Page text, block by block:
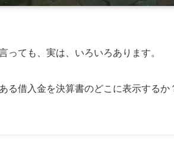
っても、実は、いろいろあります。
る借入金を決算書のどこに表示するか